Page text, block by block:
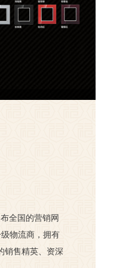
全国的营销网
物流商，拥有
销售精英、资深